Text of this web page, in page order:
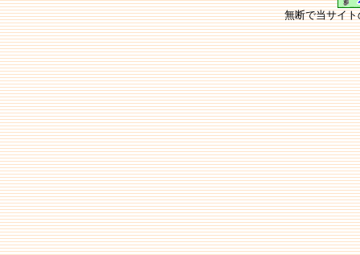
無断で当サイ